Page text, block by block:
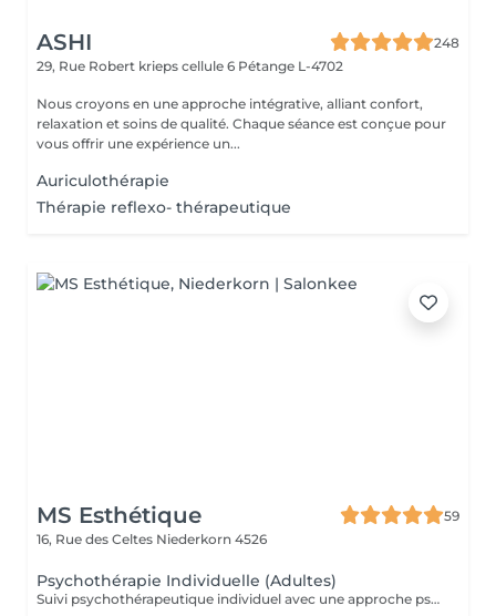
ASHI
248
29, Rue Robert krieps cellule 6 Pétange L-4702
Nous croyons en une approche intégrative, alliant confort,
relaxation et soins de qualité. Chaque séance est conçue pour
vous offrir une expérience un...
Auriculothérapie
Thérapie reflexo- thérapeutique
MS Esthétique
59
16, Rue des Celtes Niederkorn 4526
Psychothérapie Individuelle (Adultes)
Suivi psychothérapeutique individuel avec une approche psychanalytique, axé sur la connaissance de soi, l'élaboration émotionnelle, la réduction de l'anxiété et l'amélioration de la qualité de vie. SPM et Santé de la Femme Accompagnement thérapeutique axé sur la santé émotionnelle et hormonale de la femme, pouvant intégrer la psychothérapie et l'acupuncture.